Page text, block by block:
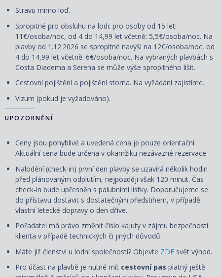
Stravu mimo loď.
Spropitné pro obsluhu na lodi: pro osoby od 15 let:
11€/osoba/noc, od 4 do 14,99 let včetně: 5,5€/osoba/noc. Na
plavby od 1.12.2026 se spropitné navýší na 12€/osoba/noc, od
4 do 14,99 let včetně: 6€/osoba/noc. Na vybraných plavbách s
Costa Diadema a Serena se může výše spropitného lišit.
Cestovní pojištění a pojištění storna. Na vyžádání zajistíme.
Vízum (pokud je vyžadováno).
UPOZORNĚNÍ
Ceny jsou pohyblivé a uvedená cena je pouze orientační.
Aktuální cena bude určena v okamžiku nezávazné rezervace.
Nalodění (check-in) první den plavby se uzavírá několik hodin
před plánovaným odplutím, nejpozději však 120 minut. Čas
check-in bude upřesněn s palubními lístky. Doporučujeme se
do přístavu dostavit s dostatečným předstihem, v případě
vlastní letecké dopravy o den dříve.
Pořadatel má právo změnit číslo kajuty v zájmu bezpečnosti
klienta v případě technických či jiných důvodů.
Máte již členství u lodní společnosti? Objevte ZDE svět výhod.
Pro účast na plavbě je nutné mít cestovní pas platný ještě